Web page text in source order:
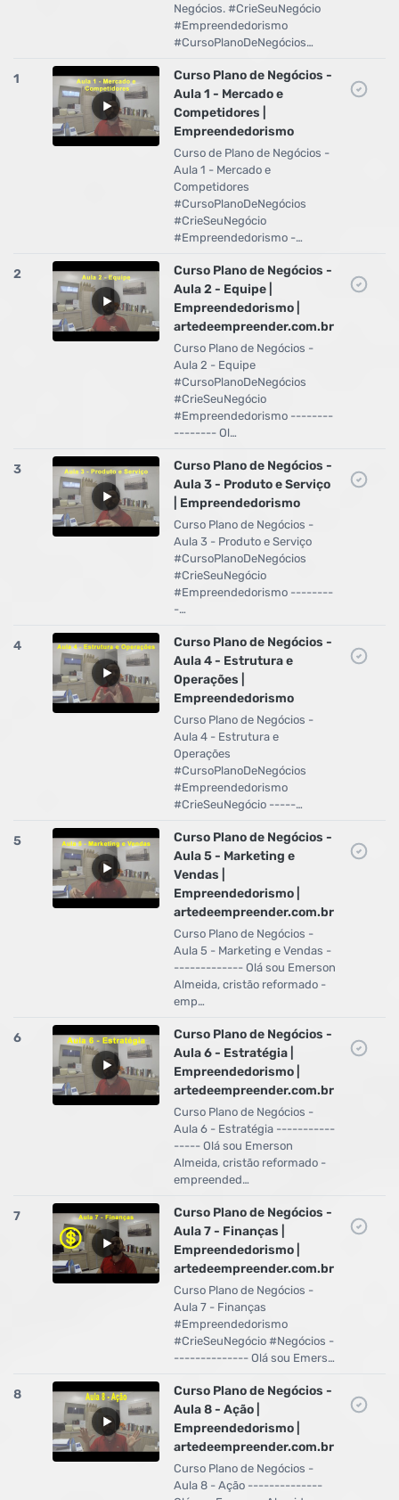
Negócios. #CrieSeuNegócio
#Empreendedorismo
#CursoPlanoDeNegócios…
1
Curso Plano de Negócios -
Aula 1 - Mercado e
Competidores |
Empreendedorismo
Curso de Plano de Negócios -
Aula 1 - Mercado e
Competidores
#CursoPlanoDeNegócios
#CrieSeuNegócio
#Empreendedorismo -…
2
Curso Plano de Negócios -
Aula 2 - Equipe |
Empreendedorismo |
artedeempreender.com.br
Curso Plano de Negócios -
Aula 2 - Equipe
#CursoPlanoDeNegócios
#CrieSeuNegócio
#Empreendedorismo --------
-------- Ol…
3
Curso Plano de Negócios -
Aula 3 - Produto e Serviço
| Empreendedorismo
Curso Plano de Negócios -
Aula 3 - Produto e Serviço
#CursoPlanoDeNegócios
#CrieSeuNegócio
#Empreendedorismo --------
-…
4
Curso Plano de Negócios -
Aula 4 - Estrutura e
Operações |
Empreendedorismo
Curso Plano de Negócios -
Aula 4 - Estrutura e
Operações
#CursoPlanoDeNegócios
#Empreendedorismo
#CrieSeuNegócio -----…
5
Curso Plano de Negócios -
Aula 5 - Marketing e
Vendas |
Empreendedorismo |
artedeempreender.com.br
Curso Plano de Negócios -
Aula 5 - Marketing e Vendas -
------------- Olá sou Emerson
Almeida, cristão reformado -
emp…
6
Curso Plano de Negócios -
Aula 6 - Estratégia |
Empreendedorismo |
artedeempreender.com.br
Curso Plano de Negócios -
Aula 6 - Estratégia -----------
----- Olá sou Emerson
Almeida, cristão reformado -
empreended…
7
Curso Plano de Negócios -
Aula 7 - Finanças |
Empreendedorismo |
artedeempreender.com.br
Curso Plano de Negócios -
Aula 7 - Finanças
#Empreendedorismo
#CrieSeuNegócio #Negócios -
-------------- Olá sou Emers…
8
Curso Plano de Negócios -
Aula 8 - Ação |
Empreendedorismo |
artedeempreender.com.br
Curso Plano de Negócios -
Aula 8 - Ação --------------